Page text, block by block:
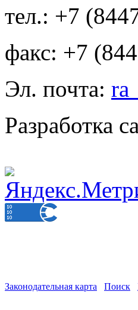
тел.: +7
факс: +7
Эл. почта:
Разработка
Законодательная карта Поиск